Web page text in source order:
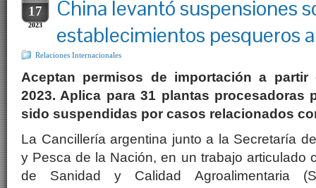
17
2023
China levantó suspensiones
establecimientos pesqueros
Relaciones Internacionales
Aceptan permisos de importación a
2023. Aplica para 31 plantas procesadoras
sido suspendidas por casos relacionados
La Cancillería argentina junto a la Secretaría
y Pesca de la Nación, en un trabajo articulado
de Sanidad y Calidad Agroalimentaria